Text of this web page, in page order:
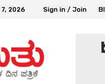
2026 Sign in / Join